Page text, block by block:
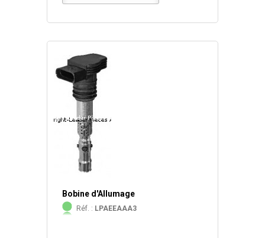
Bobine d'Allumage
Réf. : LPAEEAAA3